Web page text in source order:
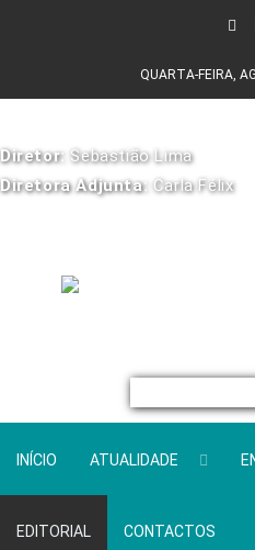
QUARTA-FEIRA,
Diretor: Sebastião Lima
Diretora Adjunta: Carla Félix
INÍCIO ATUALIDADE
EDITORIAL CONTACTOS